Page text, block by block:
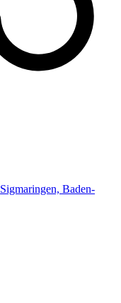
Sigmaringen, Baden-